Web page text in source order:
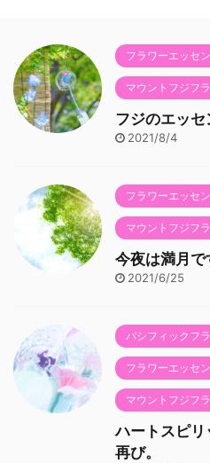
フラワーエッセ
マウントフジフ
フジのエッセ
2021/8/4
フラワーエッセ
マウントフジフ
今夜は満月で
2021/6/25
パシフィックフ
フラワーエッセ
マウントフジフ
ハートスピ
再び。